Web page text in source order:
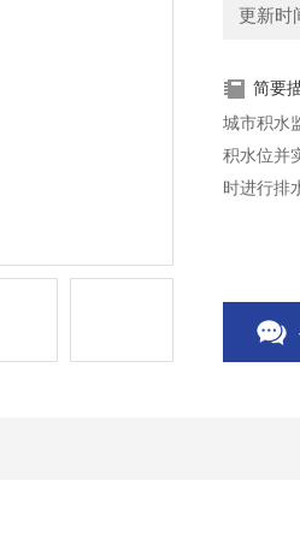
更新时
简要
城市积水
积水位并
时进行排